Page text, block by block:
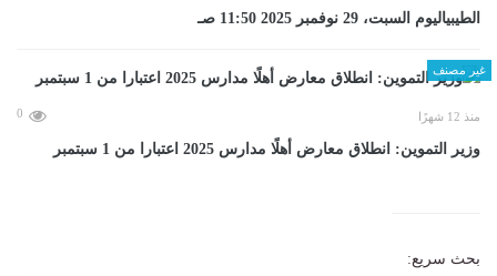
الطيبياليوم السبت، 29 نوفمبر 2025 11:50 صـ
غير مصنف
منذ 12 شهرًا 0
وزير التموين: انطلاق معارض أهلًا مدارس 2025 اعتبارا من 1 سبتمبر
بحث سريع: